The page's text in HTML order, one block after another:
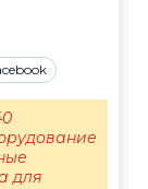
для